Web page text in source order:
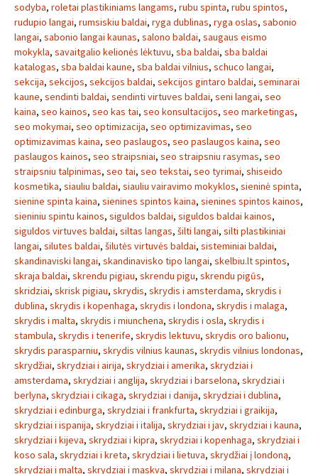
sodyba, roletai plastikiniams langams, rubu spinta, rubu spintos,
rudupio langai, rumsiskiu baldai, ryga dublinas, ryga oslas, sabonio
langai, sabonio langai kaunas, salono baldai, saugaus eismo
mokykla, savaitgalio kelionės lėktuvu, sba baldai, sba baldai
katalogas, sba baldai kaune, sba baldai vilnius, schuco langai,
sekcija, sekcijos, sekcijos baldai, sekcijos gintaro baldai, seminarai
kaune, sendinti baldai, sendinti virtuves baldai, seni langai, seo
kaina, seo kainos, seo kas tai, seo konsultacijos, seo marketingas,
seo mokymai, seo optimizacija, seo optimizavimas, seo
optimizavimas kaina, seo paslaugos, seo paslaugos kaina, seo
paslaugos kainos, seo straipsniai, seo straipsniu rasymas, seo
straipsniu talpinimas, seo tai, seo tekstai, seo tyrimai, shiseido
kosmetika, siauliu baldai, siauliu vairavimo mokyklos, sieninė spinta,
sienine spinta kaina, sienines spintos kaina, sienines spintos kainos,
sieniniu spintu kainos, siguldos baldai, siguldos baldai kainos,
siguldos virtuves baldai, siltas langas, šilti langai, silti plastikiniai
langai, silutes baldai, šilutės virtuvės baldai, sisteminiai baldai,
skandinaviski langai, skandinavisko tipo langai, skelbiu.lt spintos,
skraja baldai, skrendu pigiau, skrendu pigu, skrendu pigūs,
skridziai, skrisk pigiau, skrydis, skrydis i amsterdama, skrydis i
dublina, skrydis i kopenhaga, skrydis i londona, skrydis i malaga,
skrydis i malta, skrydis i miunchena, skrydis i osla, skrydis i
stambula, skrydis i tenerife, skrydis lektuvu, skrydis oro balionu,
skrydis parasparniu, skrydis vilnius kaunas, skrydis vilnius londonas,
skrydžiai, skrydziai i airija, skrydziai i amerika, skrydziai i
amsterdama, skrydziai i anglija, skrydziai i barselona, skrydziai i
berlyna, skrydziai i cikaga, skrydziai i danija, skrydziai i dublina,
skrydziai i edinburga, skrydziai i frankfurta, skrydziai i graikija,
skrydziai i ispanija, skrydziai i italija, skrydziai i jav, skrydziai i kauna,
skrydziai i kijeva, skrydziai i kipra, skrydziai i kopenhaga, skrydziai i
koso sala, skrydziai i kreta, skrydziai i lietuva, skrydžiai į londoną,
skrydziai i malta, skrydziai i maskva, skrydziai i milana, skrydziai i